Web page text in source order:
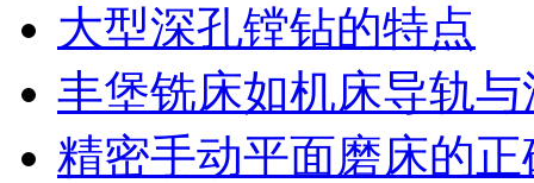
大型深孔镗钻的特点
丰堡铣床如机床导轨与
精密手动平面磨床的